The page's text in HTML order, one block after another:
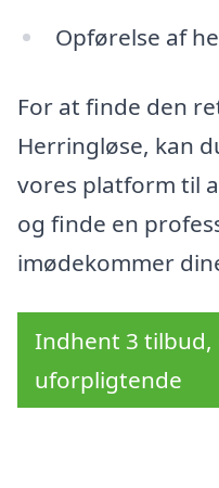
Opførelse af
For at finde den
Herringløse, kan
vores platform til
og finde en
imødekommer
Indhent 3 tilbud,
uforpligtende